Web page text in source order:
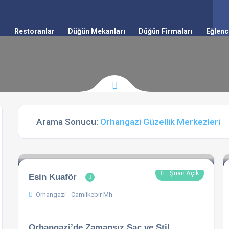
Restoranlar Düğün Mekanları Düğün Firmaları
Arama Sonucu: Orhangazi Güzellik Merkezleri
Şuan Açık
Esin Kuaför
Orhangazi - Camiikebir Mh.